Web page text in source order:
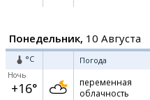
Понедельник, 10 Августа
°C Погода
Ночь
+16°
переменная
облачность